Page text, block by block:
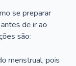
se preparar
de ir ao
são:
menstrual, pois